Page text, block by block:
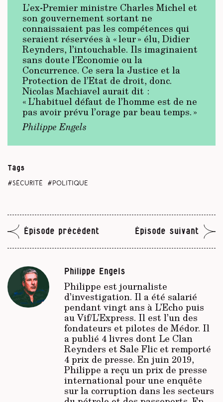
L’ex-Premier ministre Charles Michel et
son gouvernement sortant ne
connaissaient pas les compétences qui
seraient réservées à « leur » élu, Didier
Reynders, l’intouchable. Ils imaginaient
sans doute l’Economie ou la
Concurrence. Ce sera la Justice et la
Protection de l’Etat de droit, donc.
Nicolas Machiavel aurait dit :
« L’habituel défaut de l’homme est de ne
pas avoir prévu l’orage par beau temps. »
Philippe Engels
Tags
sécurité politique
Épisode précédent Épisode suivant
Philippe Engels
Philippe est journaliste
d’investigation. Il a été salarié
pendant vingt ans à L’Echo puis
auVif/L’Express. Il est l’un des
fondateurs et pilotes de Médor. Il
a publié 4 livres dont Le Clan
Reynders et Sale Flic et remporté
4 prix de presse. En juin 2019,
Philippe a reçu un prix de presse
international pour une enquête
sur la corruption dans les secteurs